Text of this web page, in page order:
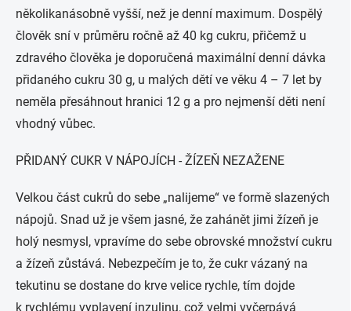
několikanásobně vyšší, než je denní maximum. Dospělý
člověk sní v průměru ročně až 40 kg cukru, přičemž u
zdravého člověka je doporučená maximální denní dávka
přidaného cukru 30 g, u malých dětí ve věku 4 – 7 let by
neměla přesáhnout hranici 12 g a pro nejmenší děti není
vhodný vůbec.
PŘIDANÝ CUKR V NÁPOJÍCH - ŽÍZEŇ NEZAŽENE
Velkou část cukrů do sebe „nalijeme“ ve formě slazených
nápojů. Snad už je všem jasné, že zahánět jimi žízeň je
holý nesmysl, vpravíme do sebe obrovské množství cukru
a žízeň zůstává. Nebezpečím je to, že cukr vázaný na
tekutinu se dostane do krve velice rychle, tím dojde
k rychlému vyplavení inzulinu, což velmi vyčerpává